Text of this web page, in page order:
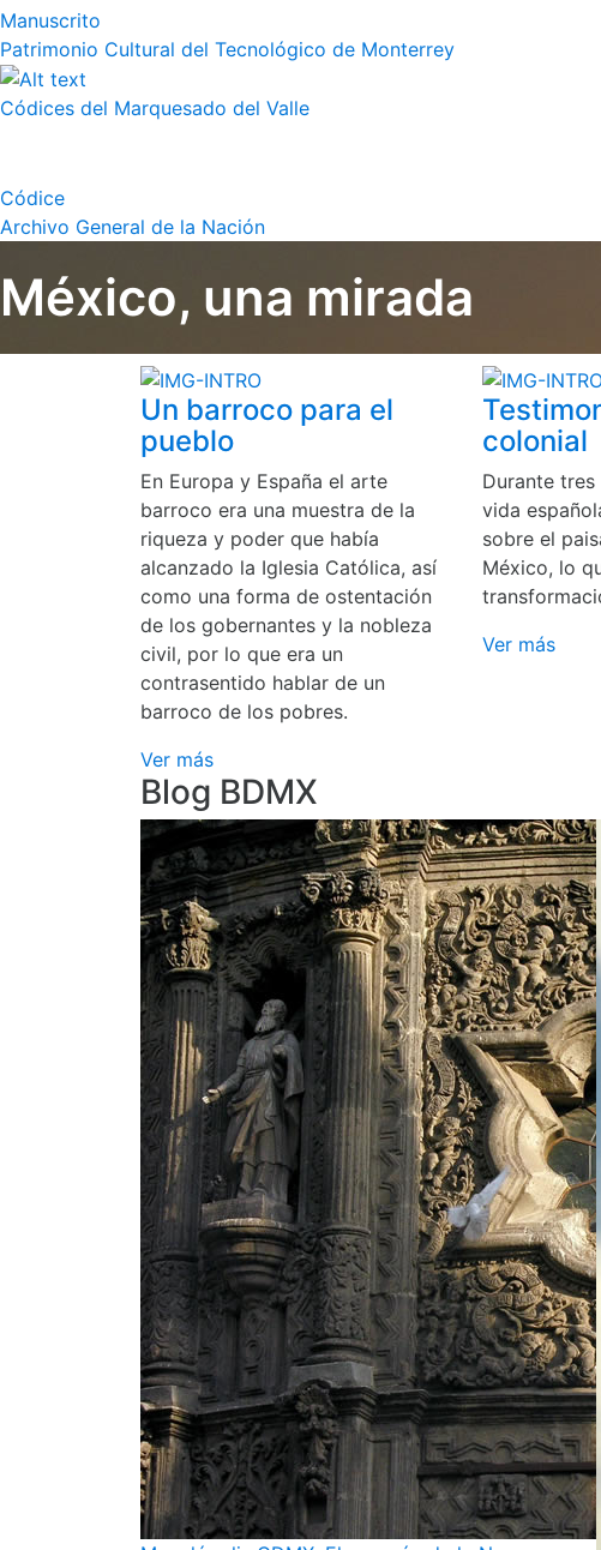
Manuscrito
Patrimonio Cultural del Tecnológico de Monterrey
Códices del Marquesado del Valle
Códice
Archivo General de la Nación
México, una mirada
Un barroco para el
pueblo
En Europa y España el arte
barroco era una muestra de la
riqueza y poder que había
alcanzado la Iglesia Católica, así
como una forma de ostentación
de los gobernantes y la nobleza
civil, por lo que era un
contrasentido hablar de un
barroco de los pobres.
Ver más
colonial
Durante
vida
sobre el
México, lo
Ver más
Blog BDMX